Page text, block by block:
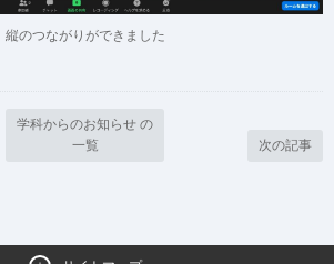
縦のつながりができました
学科からのお知らせ の
一覧
次の記事